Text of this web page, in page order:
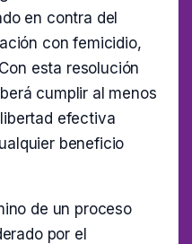
en contra del
con femicidio,
esta resolución
cumplir al menos
efectiva
beneficio
de un proceso
por el